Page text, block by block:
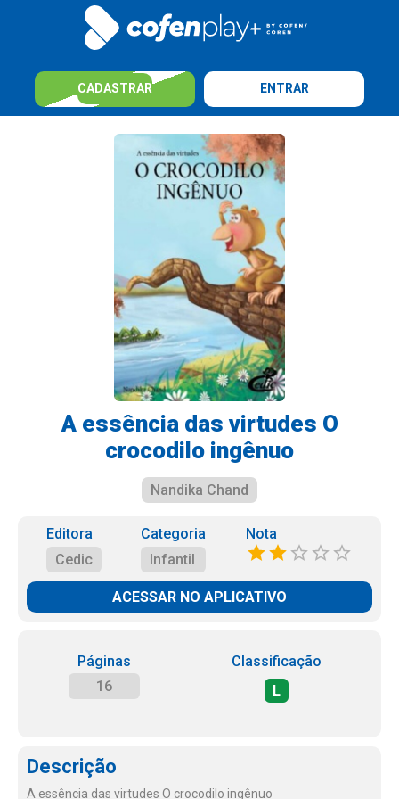
CADASTRAR ENTRAR
A essência das virtudes O
crocodilo ingênuo
Nandika Chand
Editora
Cedic
Categoria
Infantil
Nota
ACESSAR NO APLICATIVO
Páginas
16
Classificação
L
Descrição
A essência das virtudes O crocodilo ingênuo